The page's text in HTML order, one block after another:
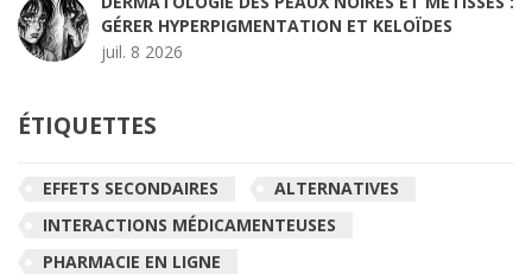
GÉRER HYPERPIGMENTATION ET KELOÏDES
juil. 8 2026
ÉTIQUETTES
EFFETS SECONDAIRES
ALTERNATIVES
INTERACTIONS MÉDICAMENTEUSES
PHARMACIE EN LIGNE